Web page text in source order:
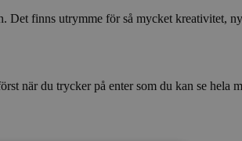
Det finns utrymme för så mycket kreativitet,
när du trycker på enter som du kan se hela